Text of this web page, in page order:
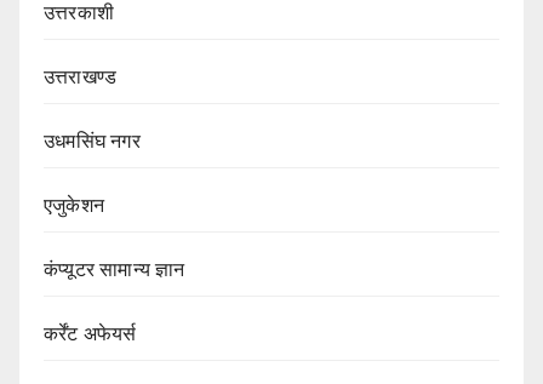
उत्तरकाशी
उत्तराखण्ड
उधमसिंघ नगर
एजुकेशन
कंप्यूटर सामान्य ज्ञान
कर्रेंट अफेयर्स